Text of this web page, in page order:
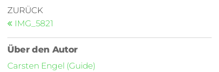
ZURÜCK
IMG_5821
Über den Autor
Carsten Engel (Guide)